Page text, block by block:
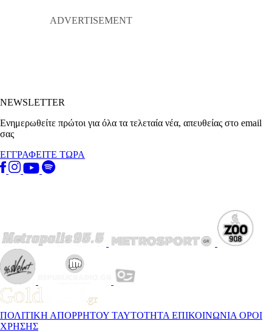
NEWSLETTER
Ενημερωθείτε πρώτοι για όλα τα τελεταία νέα, απευθείας στο email
σας
ΕΓΓΡΑΦΕΙΤΕ ΤΩΡΑ
ΠΟΛΙΤΙΚΗ ΑΠΟΡΡΗΤΟΥ ΤΑΥΤΟΤΗΤΑ ΕΠΙΚΟΙΝΩΝΙΑ ΟΡΟΙ
ΧΡΗΣΗΣ